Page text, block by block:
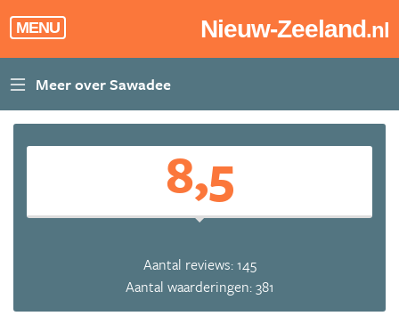
MENU Nieuw-Zeeland.nl
8,5
Aantal reviews: 145
Aantal waarderingen: 381